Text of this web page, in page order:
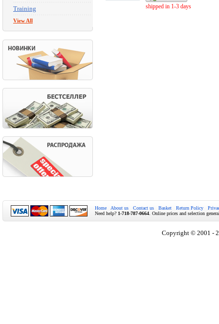
Training
View All
shipped in 1-3 days
Home About us Contact us Basket Return Policy
Need help? 1-718-787-0664 . Online prices and selection
Copyright © 2001 -